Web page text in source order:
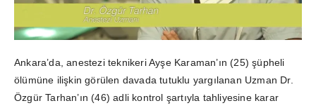
Ankara’da, anestezi teknikeri Ayşe Karaman’ın (25) şüpheli
ölümüne ilişkin görülen davada tutuklu yargılanan Uzman Dr.
Özgür Tarhan’ın (46) adli kontrol şartıyla tahliyesine karar